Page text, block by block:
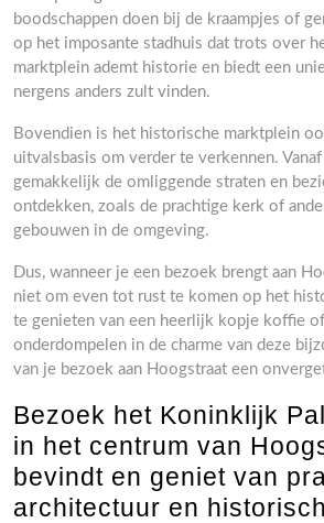
boodschappen doen bij de kraampjes of
op het imposante stadhuis dat trots over
marktplein ademt historie en biedt een
nergens anders zult vinden.
Bovendien is het historische marktplein
uitvalsbasis om verder te verkennen.
gemakkelijk de omliggende straten en
ontdekken, zoals de prachtige kerk of
gebouwen in de omgeving.
Dus, wanneer je een bezoek brengt aan
niet om even tot rust te komen op het
te genieten van een heerlijk kopje koffie
onderdompelen in de charme van deze
van je bezoek aan Hoogstraat een
Bezoek het Koninklijk
in het centrum van
bevindt en geniet van
architectuur en